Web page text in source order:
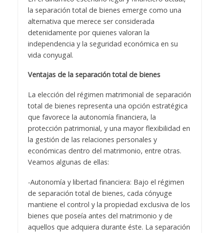
la separación total de bienes emerge como una
alternativa que merece ser considerada
detenidamente por quienes valoran la
independencia y la seguridad económica en su
vida conyugal.
Ventajas de la separación total de bienes
La elección del régimen matrimonial de separación
total de bienes representa una opción estratégica
que favorece la autonomía financiera, la
protección patrimonial, y una mayor flexibilidad en
la gestión de las relaciones personales y
económicas dentro del matrimonio, entre otras.
Veamos algunas de ellas:
-Autonomía y libertad financiera: Bajo el régimen
de separación total de bienes, cada cónyuge
mantiene el control y la propiedad exclusiva de los
bienes que poseía antes del matrimonio y de
aquellos que adquiera durante éste. La separación